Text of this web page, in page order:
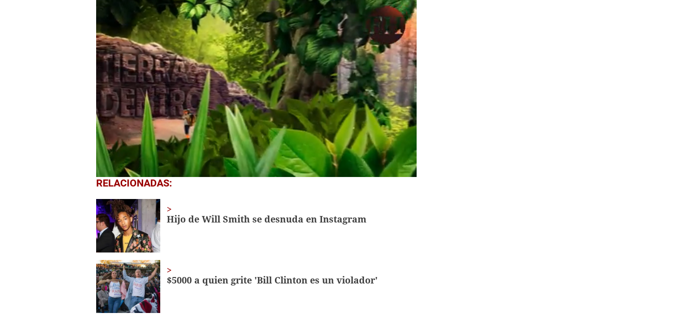
0
seconds
4
minutes,
38
secondsVolume
0%
RELACIONADAS:
Hijo de Will Smith se desnuda en Instagram
$5000 a quien grite 'Bill Clinton es un violador'